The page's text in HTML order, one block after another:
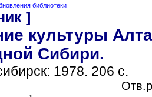
библиотеки
]
культуры
Сибири.
1978. 206 с.